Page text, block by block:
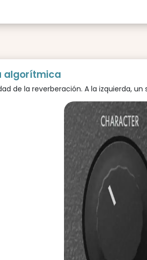
algorítmica
de la reverberación. A la